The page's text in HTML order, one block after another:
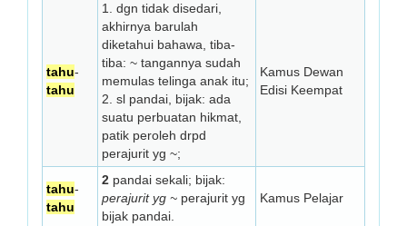
tahu-
tahu
1. dgn tidak disedari,
akhirnya barulah
diketahui bahawa, tiba-
tiba: ~ tangannya sudah
memulas telinga anak itu;
2. sl pandai, bijak: ada
suatu perbuatan hikmat,
patik peroleh drpd
perajurit yg ~;
Kamus Dewan
Edisi Keempat
tahu-
tahu
2 pandai sekali; bijak:
perajurit yg ~ perajurit yg
bijak pandai.
Kamus Pelajar